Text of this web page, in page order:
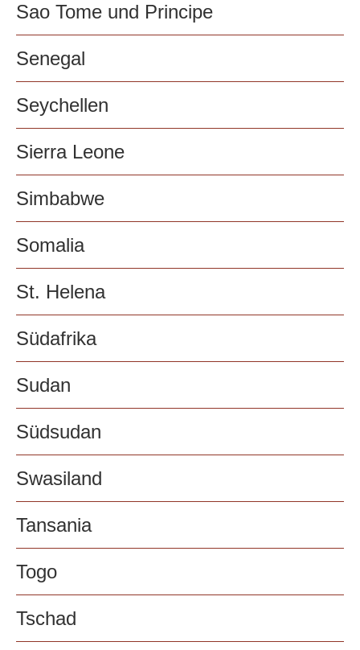
Sao Tome und Principe
Senegal
Seychellen
Sierra Leone
Simbabwe
Somalia
St. Helena
Südafrika
Sudan
Südsudan
Swasiland
Tansania
Togo
Tschad